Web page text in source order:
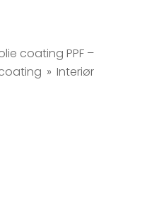
coating PPF –
» Interiør